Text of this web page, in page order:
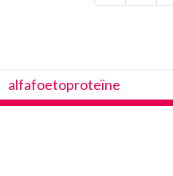
alfafoetoproteïne